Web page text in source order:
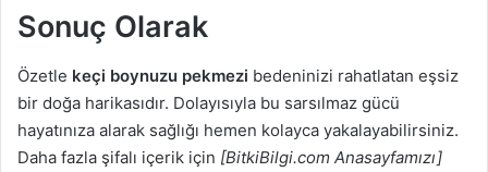
Sonuç Olarak
Özetle keçi boynuzu pekmezi bedeninizi rahatlatan eşsiz
bir doğa harikasıdır. Dolayısıyla bu sarsılmaz gücü
hayatınıza alarak sağlığı hemen kolayca yakalayabilirsiniz.
Daha fazla şifalı içerik için [BitkiBilgi.com Anasayfamızı]